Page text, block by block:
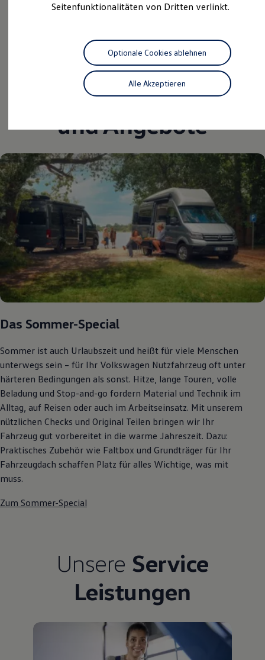
Klimafreundlicher Strom
Ladezeitensimulator
Ladelösungen für Privatkunden
Ladelösungen für Gewerbekunden
Wallbox und Ladekabel
Bidirektionales Laden
Förderung & Kosten der Elektrofahrzeuge
Kostensimulator
Online Beratung
California Welt
California Club
California Magazin & Ratgeber
Vanlife
Ratgeber
Routen & Reisen
California Reisen & Erlebnisse
California App
California Lifestyle & Zubehör
Übernachten im California
Marke
Unternehmen
Karriere
Karriere im Autohaus
Nachhaltigkeit
Gesellschaft
Natur
Events
Rückblick VW Bus Festival 2023
75 Jahre Bulli Jubiläum
Bulli Magazin
Fahrzeugabholung ab Werk
Uptime
Das sind unsere Leistungen
Aktuelle Highlights
und Angebote
Das Sommer-Special
Sommer ist auch Urlaubszeit und heißt für viele Menschen
unterwegs sein – für Ihr Volkswagen Nutzfahrzeug oft unter
härteren Bedingungen als sonst. Hitze, lange Touren, volle
Beladung und Stop-and-go fordern Material und Technik im
Alltag, auf Reisen oder auch im Arbeitseinsatz. Mit unserem
nützlichen Checks und Original Teilen bringen wir Ihr
Fahrzeug gut vorbereitet in die warme Jahreszeit. Dazu:
Praktisches Zubehör wie Faltbox und Grundträger für Ihr
Fahrzeugdach schaffen Platz für alles Wichtige, was mit
muss.
Zum Sommer-Special
Unsere Service
Leistungen
Seitenfunktionalitäten von Dritten verlinkt.
Alle Akzeptieren
Optionale Cookies ablehnen